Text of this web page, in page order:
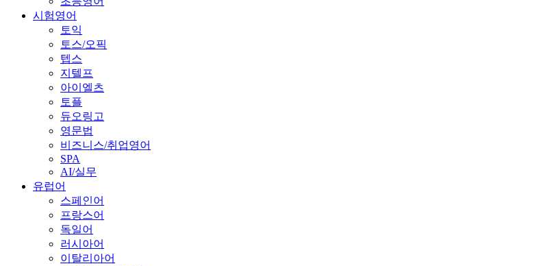
시험영어
토익
토스/오픽
텝스
지텔프
아이엘츠
토플
듀오링고
영문법
비즈니스/취업영어
SPA
AI/실무
유럽어
스페인어
프랑스어
독일어
러시아어
이탈리아어